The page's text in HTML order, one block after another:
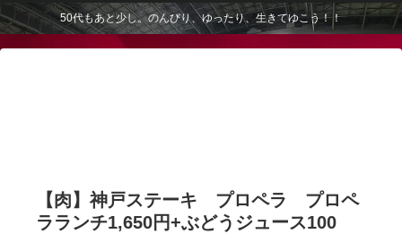
50代もあと少し。のんびり、ゆったり、生きてゆこう！！
【肉】神戸ステーキ プロペラ プロペ
ラランチ1,650円+ぶどうジュース100